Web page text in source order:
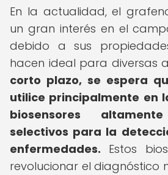
En la actualidad, el
un gran interés en el
debido a sus
hacen ideal para diversas
corto plazo, se espera
utilice principalmente en
biosensores
selectivos para la
enfermedades. Estos
revolucionar el diagnóstico